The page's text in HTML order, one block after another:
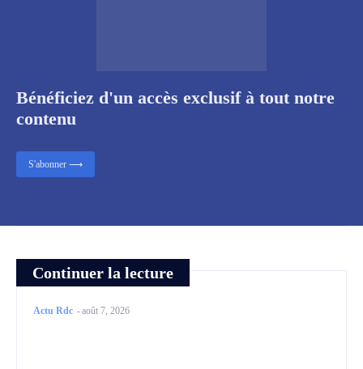
Continuer la lecture
Actu Rdc -août 7, 2026
Bénéficiez d'un accès exclusif à tout notre
contenu
S'abonner ⟶